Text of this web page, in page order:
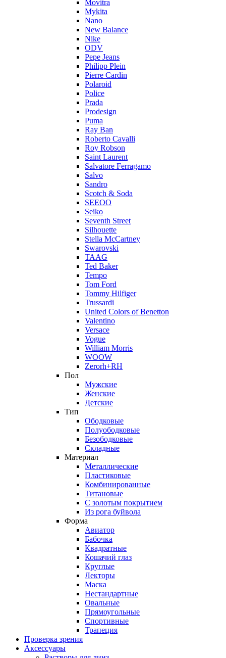
Movitra
Mykita
Nano
New Balance
Nike
ODV
Pepe Jeans
Philipp Plein
Pierre Cardin
Polaroid
Police
Prada
Prodesign
Puma
Ray Ban
Roberto Cavalli
Roy Robson
Saint Laurent
Salvatore Ferragamo
Salvo
Sandro
Scotch & Soda
SEEOO
Seiko
Seventh Street
Silhouette
Stella McCartney
Swarovski
TAAG
Ted Baker
Tempo
Tom Ford
Tommy Hilfiger
Trussardi
United Colors of Benetton
Valentino
Versace
Vogue
William Morris
WOOW
Zerorh+RH
Пол
Мужские
Женские
Детские
Тип
Ободковые
Полуободковые
Безободковые
Складные
Материал
Металлические
Пластиковые
Комбинированные
Титановые
С золотым покрытием
Из рога буйвола
Форма
Авиатор
Бабочка
Квадратные
Кошачий глаз
Круглые
Лекторы
Маска
Нестандартные
Овальные
Прямоугольные
Спортивные
Трапеция
Проверка зрения
Аксессуары